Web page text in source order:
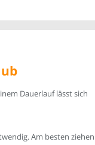
Dauerlauf lässt sich
Am besten